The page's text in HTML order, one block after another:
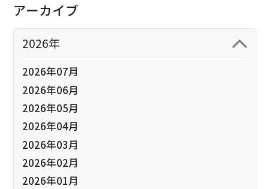
アーカイブ
2026年
2026年07月
2026年06月
2026年05月
2026年04月
2026年03月
2026年02月
2026年01月